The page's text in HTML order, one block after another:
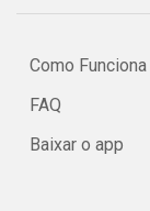
Como Funciona
FAQ
Baixar o app